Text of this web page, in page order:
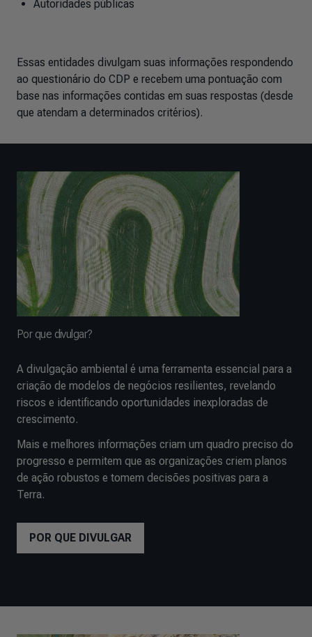
Autoridades públicas
Essas entidades divulgam suas informações respondendo
ao questionário do CDP e recebem uma pontuação com
base nas informações contidas em suas respostas (desde
que atendam a determinados critérios).
Por que divulgar?
A divulgação ambiental é uma ferramenta essencial para a
criação de modelos de negócios resilientes, revelando
riscos e identificando oportunidades inexploradas de
crescimento.
Mais e melhores informações criam um quadro preciso do
progresso e permitem que as organizações criem planos
de ação robustos e tomem decisões positivas para a
Terra.
POR QUE DIVULGAR